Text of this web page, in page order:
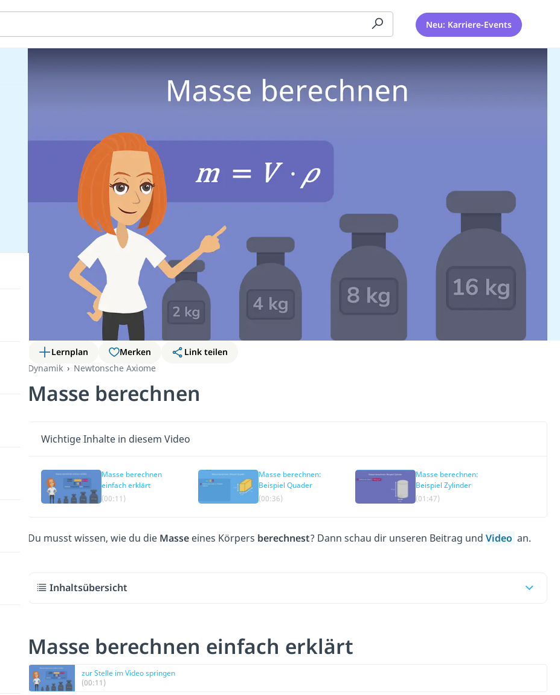
Neu: Karriere-Events
Lernplan Merken
Link teilen
Dynamik
Newtonsche Axiome
Masse berechnen
Wichtige Inhalte in diesem Video
Masse berechnen
einfach erklärt
(00:11)
Masse berechnen:
Beispiel Quader
(00:36)
Masse berechnen:
Beispiel Zylinder
(01:47)
Du musst wissen, wie du die Masse eines Körpers berechnest? Dann schau dir unseren Beitrag und Video an.
Inhaltsübersicht
Masse berechnen einfach erklärt
zur Stelle im Video springen
(00:11)